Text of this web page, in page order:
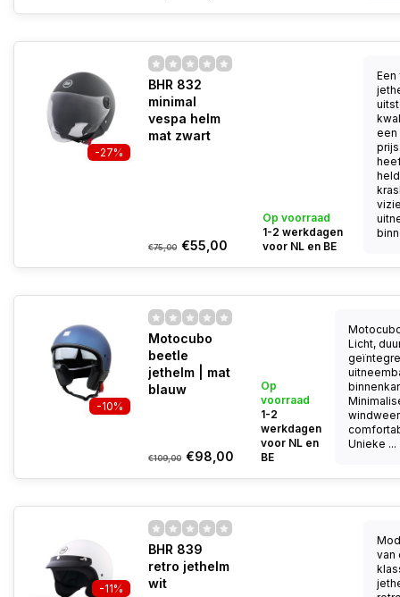
-27%
BHR 832
minimal
vespa helm
mat zwart
€75,00 €55,00
Op voorraad
1-2 werkdagen
voor NL en BE
Een
een
-10%
Motocubo
beetle
jethelm | mat
blauw
€109,00 €98,00
Op
voorraad
1-2
werkdagen
voor NL en
BE
Licht,
Unieke ...
-11%
BHR 839
retro jethelm
wit
van